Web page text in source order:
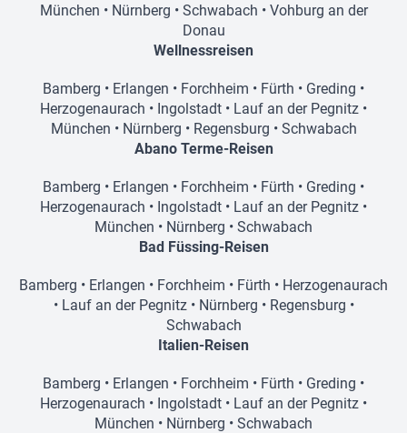
München • Nürnberg • Schwabach • Vohburg an der
Donau
Wellnessreisen
Bamberg • Erlangen • Forchheim • Fürth • Greding •
Herzogenaurach • Ingolstadt • Lauf an der Pegnitz •
München • Nürnberg • Regensburg • Schwabach
Abano Terme-Reisen
Bamberg • Erlangen • Forchheim • Fürth • Greding •
Herzogenaurach • Ingolstadt • Lauf an der Pegnitz •
München • Nürnberg • Schwabach
Bad Füssing-Reisen
Bamberg • Erlangen • Forchheim • Fürth • Herzogenaurach
• Lauf an der Pegnitz• Nürnberg • Regensburg •
Schwabach
Italien-Reisen
Bamberg • Erlangen • Forchheim • Fürth • Greding •
Herzogenaurach • Ingolstadt • Lauf an der Pegnitz •
München • Nürnberg • Schwabach